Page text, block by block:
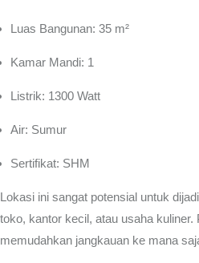
Luas Bangunan: 35 m²
Kamar Mandi: 1
Listrik: 1300 Watt
Air: Sumur
Sertifikat: SHM
Lokasi ini sangat potensial untuk
toko, kantor kecil, atau usaha
memudahkan jangkauan ke mana